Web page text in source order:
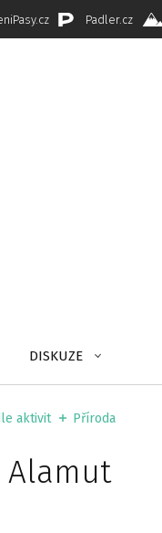
Padler.cz
DISKUZE
aktivit Příroda
Alamut